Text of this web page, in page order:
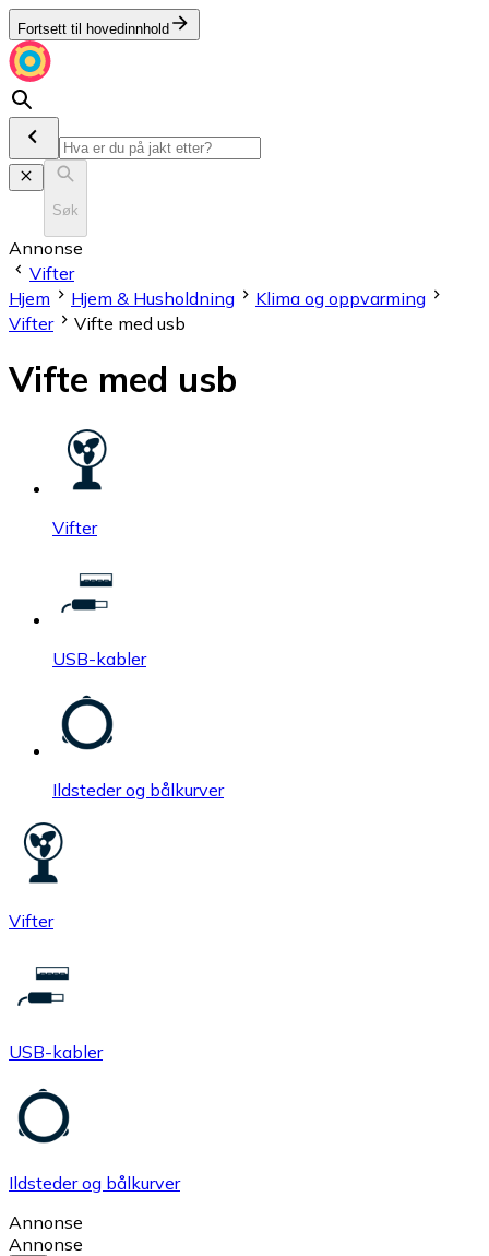
Fortsett til hovedinnhold
Søk
Annonse
Vifter
Hjem
Hjem & Husholdning
Klima og oppvarming
Vifter
Vifte med usb
Vifte med usb
Vifter
USB-kabler
Ildsteder og bålkurver
Vifter
USB-kabler
Ildsteder og bålkurver
Annonse
Annonse